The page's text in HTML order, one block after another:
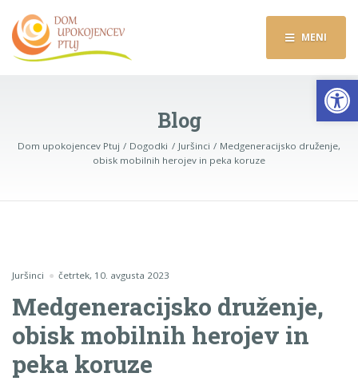
MENI
Blog
Dom upokojencev Ptuj Dogodki Juršinci
Medgeneracijsko druženje,
obisk mobilnih herojev in peka koruze
Juršinci četrtek, 10. avgusta 2023
Medgeneracijsko druženje,
obisk mobilnih herojev in
peka koruze